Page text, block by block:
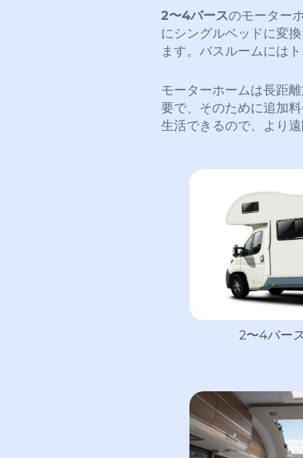
2〜4バースのモーター
にシングルベッドに変
ます。バスルームには
モーターホームは長距
要で、そのために追加
生活できるので、より
2〜4バー